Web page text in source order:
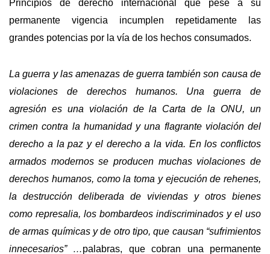
Principios de derecho internacional que pese a su
permanente vigencia incumplen repetidamente las
grandes potencias por la vía de los hechos consumados.
La guerra y las amenazas de guerra también son causa de
violaciones de derechos humanos. Una guerra de
agresión es una violación de la Carta de la ONU, un
crimen contra la humanidad y una flagrante violación del
derecho a la paz y el derecho a la vida. En los conflictos
armados modernos se producen muchas violaciones de
derechos humanos, como la toma y ejecución de rehenes,
la destrucción deliberada de viviendas y otros bienes
como represalia, los bombardeos indiscriminados y el uso
de armas químicas y de otro tipo, que causan “sufrimientos
innecesarios” …palabras, que cobran una permanente